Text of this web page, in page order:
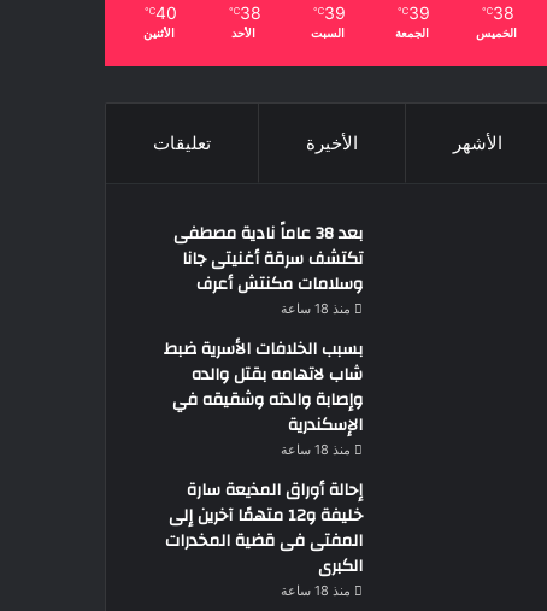
38
℃
الخميس
39
℃
الجمعة
39
℃
السبت
38
℃
الأحد
40
℃
الأثنين
الأشهر الأخيرة تعليقات
بعد 38 عاماً نادية مصطفى
تكتشف سرقة أغنيتى جانا
وسلامات مكنتش أعرف
منذ 18 ساعة
بسبب الخلافات الأسرية ضبط
شاب لاتهامه بقتل والده
وإصابة والدته وشقيقه في
الإسكندرية
منذ 18 ساعة
إحالة أوراق المذيعة سارة
خليفة و12 متهمًا آخرين إلى
المفتى فى قضية المخدرات
الكبرى
منذ 18 ساعة